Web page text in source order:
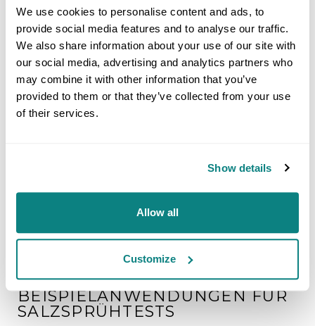
We use cookies to personalise content and ads, to
provide social media features and to analyse our traffic.
We also share information about your use of our site with
our social media, advertising and analytics partners who
may combine it with other information that you’ve
provided to them or that they’ve collected from your use
of their services.
Show details
Allow all
Customize
Probenbeurteilung
Visuelle Beurteilung
der unverletzten,
lackierten Fläche auf
Blasenbildung nach
DIN EN ISO 4628-2
Visuelle Beurteilung
der Probenfläche der
BEISPIELANWENDUNGEN FÜR
SALZSPRÜHTESTS